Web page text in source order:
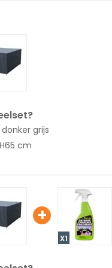
grijs
cm
+
X1